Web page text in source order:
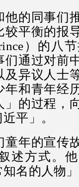
他的同事们
较平衡的报
）的八
们通过对前
及异议人士
年和青年经
」的过程，
平」。
童年的宣传
述方式。
名的人物